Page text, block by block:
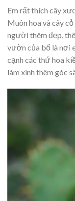
Em rất thích cây
Muôn hoa và cây
người thêm đẹp,
vườn của bố là nơi
cạnh các thứ hoa
làm xinh thêm góc